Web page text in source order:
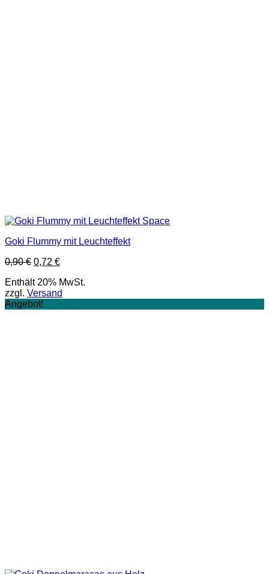
Goki Flummy mit Leuchteffekt
0,90€ Ursprünglicher
war:
0,90 €
0,72 €Aktueller
ist:
0,72 €.
Enthält 20% MwSt.
zzgl. Versand
Angebot!